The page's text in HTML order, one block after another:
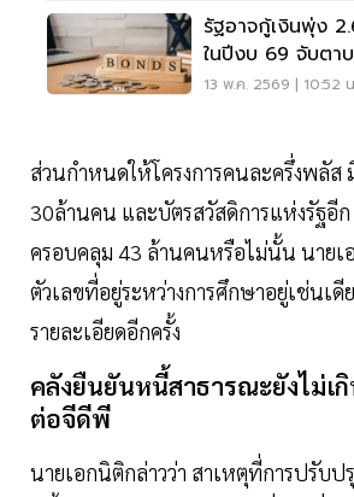
รัฐอาจกู้เงินพุ่ง
ในปีงบ
13 พ.ค. 2569 | 10:52
ส่วนกำหนดให้โครงการคนละครึ่งพลัส
30ล้านคน และบัตรสวัสดิการแห่งรัฐอี
ครอบคลุม 43 ล้านคนหรือไม่นั้น นายเ
ตัวเลขที่อยู่ระหว่างการศึกษาอยู่เช่นเดี
รายละเอียดอีกครั้ง
คลังยืนยันหนี้สาธารณะยังไม่เ
ต่อจีดีพี
นายเอกนิติกล่าวว่า สาเหตุที่การปรับป